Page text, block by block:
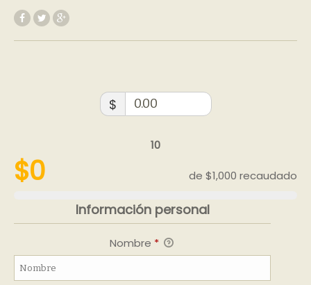
$
10
$0 de $1,000 recaudado
Información personal
Nombre *